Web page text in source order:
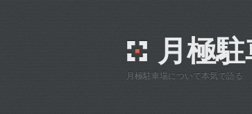
月極
月極駐車場について本気で語る